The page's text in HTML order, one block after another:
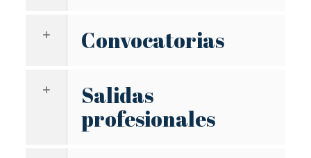
Convocatorias
Salidas
profesionales